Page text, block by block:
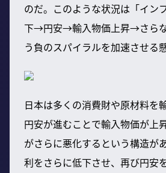
のだ。このような状況は「イ
下→円安→輸入物価上昇→さら
う負のスパイラルを加速させる
日本は多くの消費財や原材料を
円安が進むことで輸入物価が上
がさらに悪化するという構造が
利をさらに低下させ、再び円安